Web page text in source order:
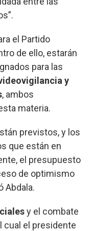
el Partido
de ello, estarán
para las
y
, ambos
materia.
previstos, y los
que están en
el presupuesto
de optimismo
Abdala.
y el combate
cual el presidente